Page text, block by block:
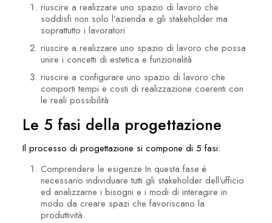
riuscire a realizzare uno spazio di lavoro che
soddisfi non solo l’azienda e gli stakeholder ma
soprattutto i lavoratori
riuscire a realizzare uno spazio di lavoro che possa
unire i concetti di estetica e funzionalità
riuscire a configurare uno spazio di lavoro che
comporti tempi e costi di realizzazione coerenti con
le reali possibilità
Le 5 fasi della progettazione
Il processo di progettazione si compone di 5 fasi:
Comprendere le esigenze In questa fase è
necessario individuare tutti gli stakeholder dell’ufficio
ed analizzarne i bisogni e i modi di interagire in
modo da creare spazi che favoriscano la
produttività.